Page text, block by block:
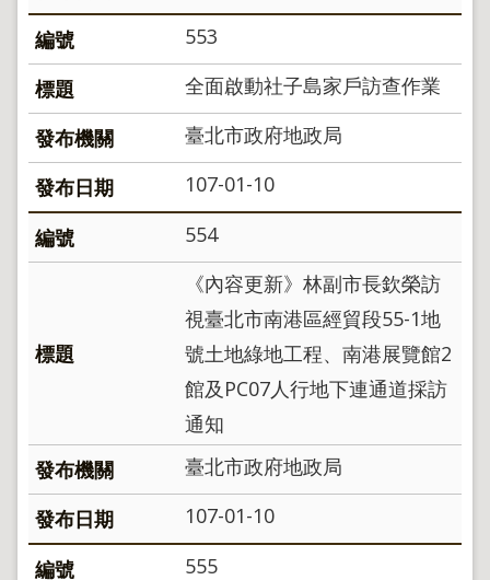
告
聯
553
全面啟動社子島家戶訪查作業
臺北市政府地政局
107-01-10
554
《內容更新》林副市長欽榮訪
視臺北市南港區經貿段55-1地
號土地綠地工程、南港展覽館2
館及PC07人行地下連通道採訪
通知
臺北市政府地政局
107-01-10
555